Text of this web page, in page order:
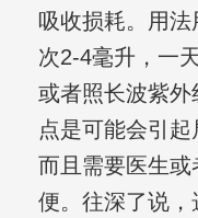
吸收损耗。用
次2-4毫升，一
或者照长波紫
点是可能会引起
而且需要医生
便。往深了说